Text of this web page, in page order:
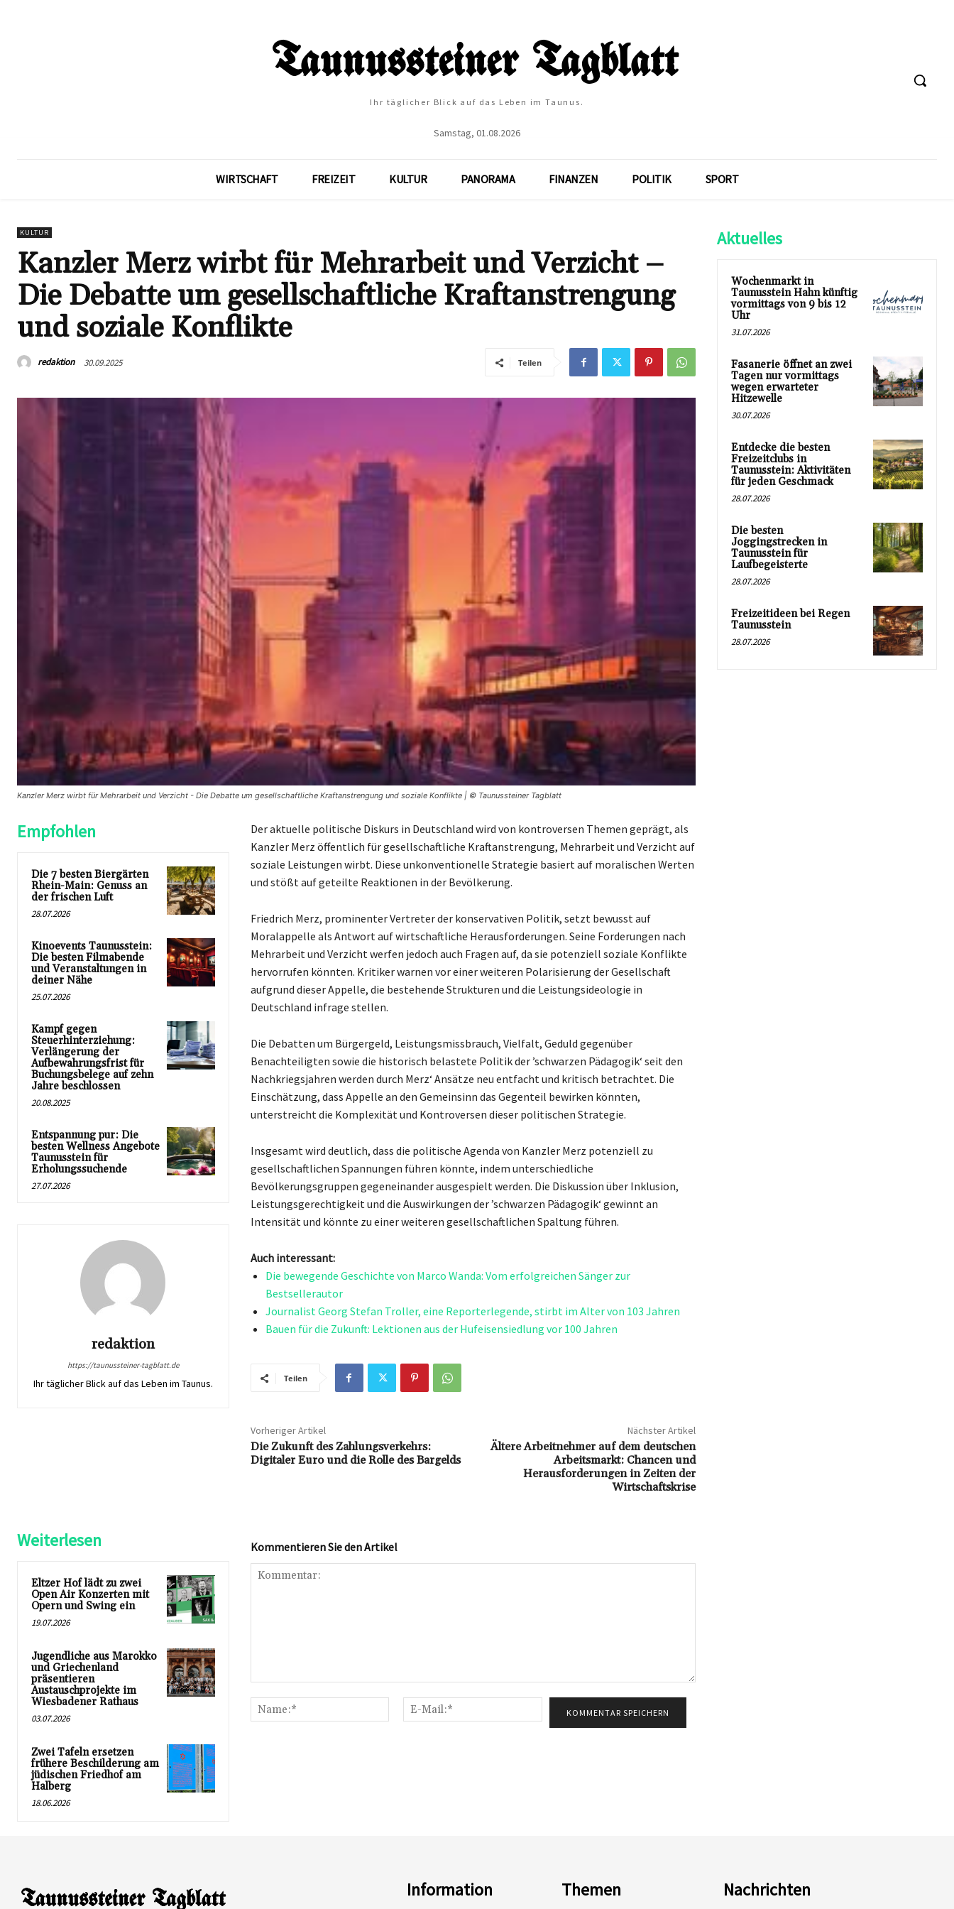
Ihr täglicher Blick auf das Leben im Taunus.
Samstag, 01.08.2026
WIRTSCHAFT FREIZEIT KULTUR PANORAMA FINANZEN POLITIK SPORT
KULTUR
Kanzler Merz wirbt für Mehrarbeit und Verzicht –
Die Debatte um gesellschaftliche Kraftanstrengung
und soziale Konflikte
redaktion 30.09.2025 Teilen
Kanzler Merz wirbt für Mehrarbeit und Verzicht - Die Debatte um gesellschaftliche Kraftanstrengung und soziale Konflikte | © Taunussteiner Tagblatt
Empfohlen
Die 7 besten Biergärten
Rhein-Main: Genuss an
der frischen Luft
28.07.2026
Kinoevents Taunusstein:
Die besten Filmabende
und Veranstaltungen in
deiner Nähe
25.07.2026
Kampf gegen
Steuerhinterziehung:
Verlängerung der
Aufbewahrungsfrist für
Buchungsbelege auf zehn
Jahre beschlossen
20.08.2025
Entspannung pur: Die
besten Wellness Angebote
Taunusstein für
Erholungssuchende
27.07.2026
redaktion
https://taunussteiner-tagblatt.de
Ihr täglicher Blick auf das Leben im Taunus.
Der aktuelle politische Diskurs in Deutschland wird von kontroversen Themen geprägt, als
Kanzler Merz öffentlich für gesellschaftliche Kraftanstrengung, Mehrarbeit und Verzicht auf
soziale Leistungen wirbt. Diese unkonventionelle Strategie basiert auf moralischen Werten
und stößt auf geteilte Reaktionen in der Bevölkerung.
Friedrich Merz, prominenter Vertreter der konservativen Politik, setzt bewusst auf
Moralappelle als Antwort auf wirtschaftliche Herausforderungen. Seine Forderungen nach
Mehrarbeit und Verzicht werfen jedoch auch Fragen auf, da sie potenziell soziale Konflikte
hervorrufen könnten. Kritiker warnen vor einer weiteren Polarisierung der Gesellschaft
aufgrund dieser Appelle, die bestehende Strukturen und die Leistungsideologie in
Deutschland infrage stellen.
Die Debatten um Bürgergeld, Leistungsmissbrauch, Vielfalt, Geduld gegenüber
Benachteiligten sowie die historisch belastete Politik der ’schwarzen Pädagogik‘ seit den
Nachkriegsjahren werden durch Merz‘ Ansätze neu entfacht und kritisch betrachtet. Die
Einschätzung, dass Appelle an den Gemeinsinn das Gegenteil bewirken könnten,
unterstreicht die Komplexität und Kontroversen dieser politischen Strategie.
Insgesamt wird deutlich, dass die politische Agenda von Kanzler Merz potenziell zu
gesellschaftlichen Spannungen führen könnte, indem unterschiedliche
Bevölkerungsgruppen gegeneinander ausgespielt werden. Die Diskussion über Inklusion,
Leistungsgerechtigkeit und die Auswirkungen der ’schwarzen Pädagogik‘ gewinnt an
Intensität und könnte zu einer weiteren gesellschaftlichen Spaltung führen.
Auch interessant:
Die bewegende Geschichte von Marco Wanda: Vom erfolgreichen Sänger zur
Bestsellerautor
Journalist Georg Stefan Troller, eine Reporterlegende, stirbt im Alter von 103 Jahren
Bauen für die Zukunft: Lektionen aus der Hufeisensiedlung vor 100 Jahren
Teilen
Vorheriger Artikel
Die Zukunft des Zahlungsverkehrs:
Digitaler Euro und die Rolle des Bargelds
Nächster Artikel
Ältere Arbeitnehmer auf dem deutschen
Arbeitsmarkt: Chancen und
Herausforderungen in Zeiten der
Wirtschaftskrise
Weiterlesen
Eltzer Hof lädt zu zwei
Open Air Konzerten mit
Opern und Swing ein
19.07.2026
Jugendliche aus Marokko
und Griechenland
präsentieren
Austauschprojekte im
Wiesbadener Rathaus
03.07.2026
Zwei Tafeln ersetzen
frühere Beschilderung am
jüdischen Friedhof am
Halberg
18.06.2026
Kommentieren Sie den Artikel
Name:*
Mail:*
Aktuelles
Wochenmarkt in
Taunusstein Hahn künftig
vormittags von 9 bis 12
Uhr
31.07.2026
Fasanerie öffnet an zwei
Tagen nur vormittags
wegen erwarteter
Hitzewelle
30.07.2026
Entdecke die besten
Freizeitclubs in
Taunusstein: Aktivitäten
für jeden Geschmack
28.07.2026
Die besten
Joggingstrecken in
Taunusstein für
Laufbegeisterte
28.07.2026
Freizeitideen bei Regen
Taunusstein
28.07.2026
Information Themen Nachrichten